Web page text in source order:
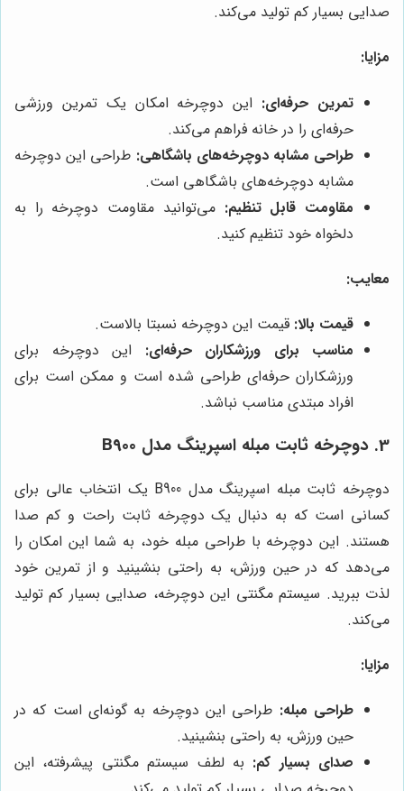
صدایی بسیار کم تولید می‌کند.
مزایا:
تمرین حرفه‌ای: این دوچرخه امکان یک تمرین ورزشی
حرفه‌ای را در خانه فراهم می‌کند.
طراحی مشابه دوچرخه‌های باشگاهی: طراحی این دوچرخه
مشابه دوچرخه‌های باشگاهی است.
مقاومت قابل تنظیم: می‌توانید مقاومت دوچرخه را به
دلخواه خود تنظیم کنید.
معایب:
قیمت بالا: قیمت این دوچرخه نسبتا بالاست.
مناسب برای ورزشکاران حرفه‌ای: این دوچرخه برای
ورزشکاران حرفه‌ای طراحی شده است و ممکن است برای
افراد مبتدی مناسب نباشد.
3. دوچرخه ثابت مبله اسپرینگ مدل B900
دوچرخه ثابت مبله اسپرینگ مدل B900 یک انتخاب عالی برای
کسانی است که به دنبال یک دوچرخه ثابت راحت و کم صدا
هستند. این دوچرخه با طراحی مبله خود، به شما این امکان را
می‌دهد که در حین ورزش، به راحتی بنشینید و از تمرین خود
لذت ببرید. سیستم مگنتی این دوچرخه، صدایی بسیار کم تولید
می‌کند.
مزایا:
طراحی مبله: طراحی این دوچرخه به گونه‌ای است که در
حین ورزش، به راحتی بنشینید.
صدای بسیار کم: به لطف سیستم مگنتی پیشرفته، این